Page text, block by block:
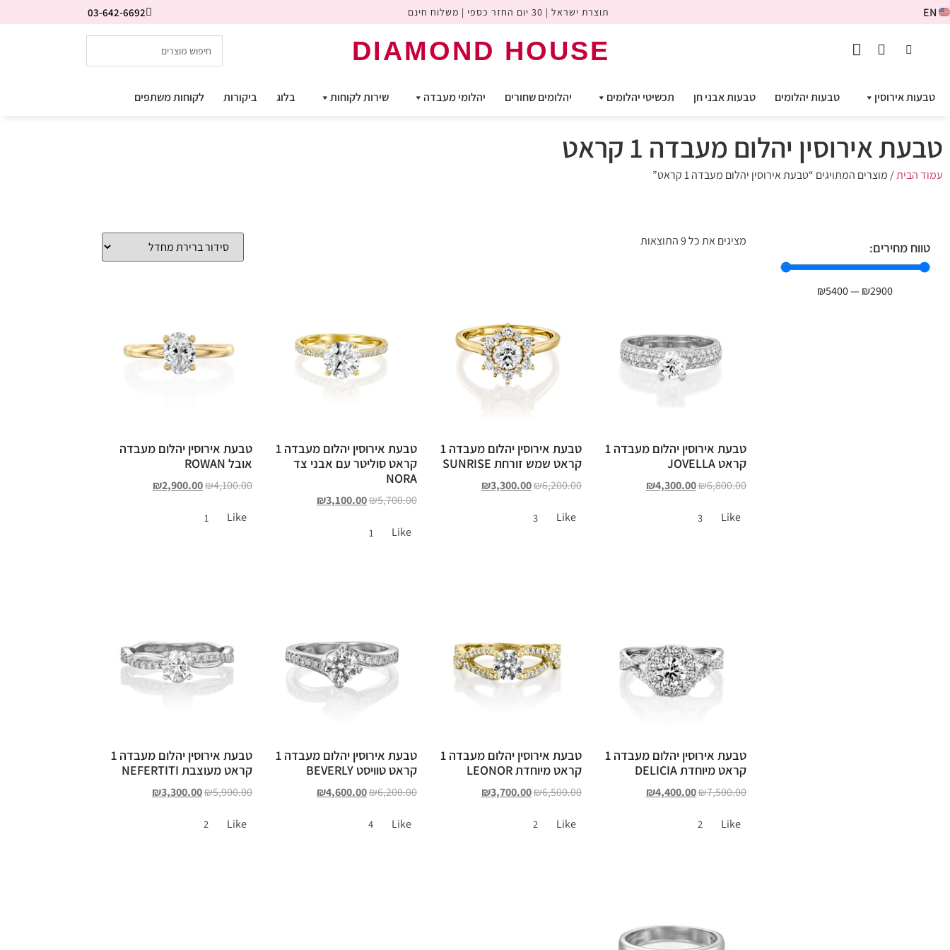
EN תוצרת ישראל | 30 יום החזר כספי | משלוח חינם 03-642-6692
DIAMOND HOUSE
טבעות אירוסין טבעות יהלומים טבעות אבני חן תכשיטי יהלומים יהלומים שחורים יהלומי מעבדה שירות לקוחות בלוג ביקורות לקוחות משתפים
טבעת אירוסין יהלום מעבדה 1 קראט
עמוד הבית/ מוצרים המתויגים “טבעת אירוסין יהלום מעבדה 1 קראט”
טווח מחירים:
₪2900
—
₪5400
מציגים את כל ⁦9⁩ התוצאות
טבעת אירוסין יהלום מעבדה 1
קראט JOVELLA
₪6,800.00
₪4,300.00
Like
3
טבעת אירוסין יהלום מעבדה 1
קראט שמש זורחת SUNRISE
₪6,200.00
₪3,300.00
Like
3
טבעת אירוסין יהלום מעבדה 1
קראט סוליטר עם אבני צד
NORA
₪5,700.00
₪3,100.00
Like
1
טבעת אירוסין יהלום מעבדה
אובל ROWAN
₪4,100.00
₪2,900.00
Like
1
טבעת אירוסין יהלום מעבדה 1
קראט מיוחדת DELICIA
₪7,500.00
₪4,400.00
Like
2
טבעת אירוסין יהלום מעבדה 1
קראט מיוחדת LEONOR
₪6,500.00
₪3,700.00
Like
2
טבעת אירוסין יהלום מעבדה 1
קראט טוויסט BEVERLY
₪6,200.00
₪4,600.00
Like
4
טבעת אירוסין יהלום מעבדה 1
קראט מעוצבת NEFERTITI
₪5,900.00
₪3,300.00
Like
2